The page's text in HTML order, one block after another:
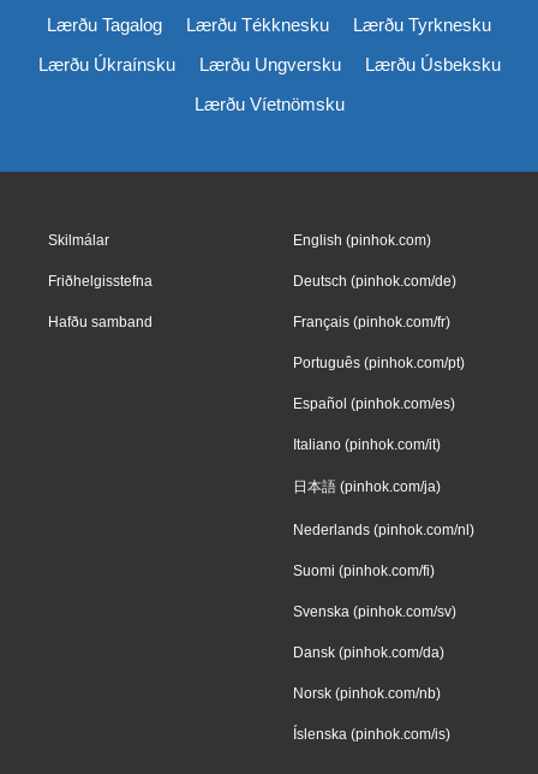
Lærðu Tagalog
Lærðu Tékknesku
Lærðu Tyrknesku
Lærðu Úkraínsku
Lærðu Ungversku
Lærðu Úsbeksku
Lærðu Víetnömsku
Skilmálar
Friðhelgisstefna
Hafðu samband
English (pinhok.com)
Deutsch (pinhok.com/de)
Français (pinhok.com/fr)
Português (pinhok.com/pt)
Español (pinhok.com/es)
Italiano (pinhok.com/it)
日本語 (pinhok.com/ja)
Nederlands (pinhok.com/nl)
Suomi (pinhok.com/fi)
Svenska (pinhok.com/sv)
Dansk (pinhok.com/da)
Norsk (pinhok.com/nb)
Íslenska (pinhok.com/is)